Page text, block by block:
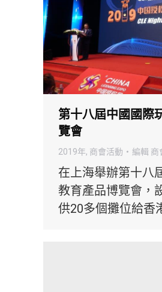
第十八屆中國國際
覽會
2019年, 商會活動 編輯 商
在上海舉辦第十八
教育產品博覽會，
供20多個攤位給香